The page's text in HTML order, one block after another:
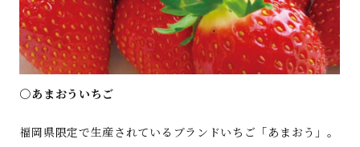
○あまおういちご
福岡県限定で生産されているブランドいちご「あまおう」。